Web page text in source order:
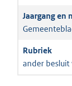
ander